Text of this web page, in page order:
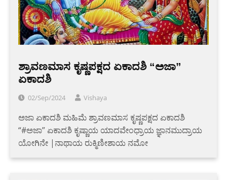
ಶ್ರಾವಣಮಾಸ ಕೃಷ್ಣಪಕ್ಷದ ಏಕಾದಶಿ “ಅಜಾ”
ಏಕಾದಶಿ
02/Sep/2024 Vishaya
ಅಜಾ ಏಕಾದಶಿ ಮಹಿಮೆ ಶ್ರಾವಣಮಾಸ ಕೃಷ್ಣಪಕ್ಷದ ಏಕಾದಶಿ
“#ಅಜಾ” ಏಕಾದಶಿ ಕೃಷ್ಣಾಯ ಯಾದವೇಂಧ್ರಾಯ ಜ್ಞಾನಮುದ್ರಾಯ
ಯೋಗಿನೇ |ನಾಥಾಯ ರುಕ್ಮಿಣೀಶಾಯ ನಮೋ